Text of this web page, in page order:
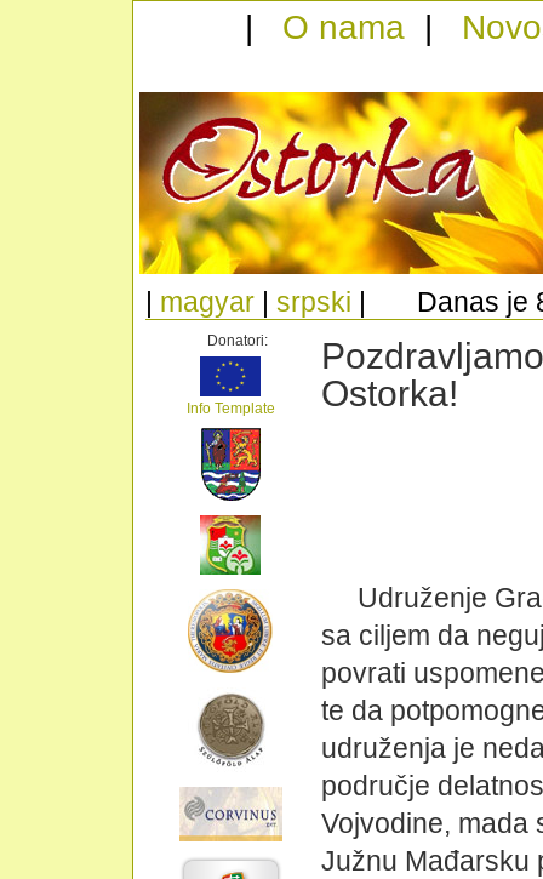
| O nama |
| magyar | srpski | Danas je
Donatori:
Info Template
Ostorka!
Udruženje
sa ciljem da
povrati
te da
udruženja je
područje
Vojvodine, mada
Južnu Mađarsku